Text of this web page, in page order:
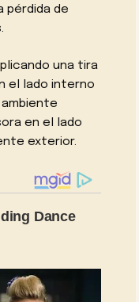
pérdida de
una tira
el lado interno
en el lado
exterior.